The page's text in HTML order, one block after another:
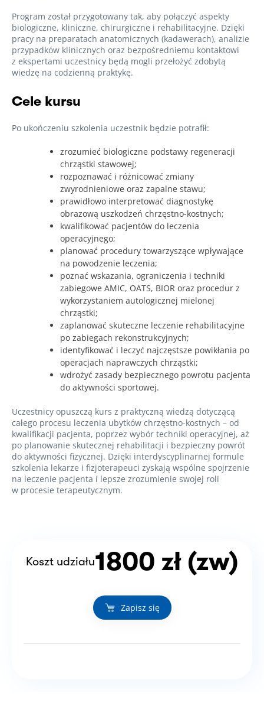
Program został przygotowany tak, aby połączyć aspekty
biologiczne, kliniczne, chirurgiczne i rehabilitacyjne. Dzięki
pracy na preparatach anatomicznych (kadawerach), analizie
przypadków klinicznych oraz bezpośredniemu kontaktowi
z ekspertami uczestnicy będą mogli przełożyć zdobytą
wiedzę na codzienną praktykę.
Cele kursu
Po ukończeniu szkolenia uczestnik będzie potrafił:
zrozumieć biologiczne podstawy regeneracji
chrząstki stawowej;
rozpoznawać i różnicować zmiany
zwyrodnieniowe oraz zapalne stawu;
prawidłowo interpretować diagnostykę
obrazową uszkodzeń chrzęstno-kostnych;
kwalifikować pacjentów do leczenia
operacyjnego;
planować procedury towarzyszące wpływające
na powodzenie leczenia;
poznać wskazania, ograniczenia i techniki
zabiegowe AMIC, OATS, BIOR oraz procedur z
wykorzystaniem autologicznej mielonej
chrząstki;
zaplanować skuteczne leczenie rehabilitacyjne
po zabiegach rekonstrukcyjnych;
identyfikować i leczyć najczęstsze powikłania po
operacjach naprawczych chrząstki;
wdrożyć zasady bezpiecznego powrotu pacjenta
do aktywności sportowej.
Uczestnicy opuszczą kurs z praktyczną wiedzą dotyczącą
całego procesu leczenia ubytków chrzęstno-kostnych – od
kwalifikacji pacjenta, poprzez wybór techniki operacyjnej, aż
po planowanie skutecznej rehabilitacji i bezpieczny powrót
do aktywności fizycznej. Dzięki interdyscyplinarnej formule
szkolenia lekarze i fizjoterapeuci zyskają wspólne spojrzenie
na leczenie pacjenta i lepsze zrozumienie swojej roli
w procesie terapeutycznym.
Koszt udziału1800 zł (zw)
Zapisz się